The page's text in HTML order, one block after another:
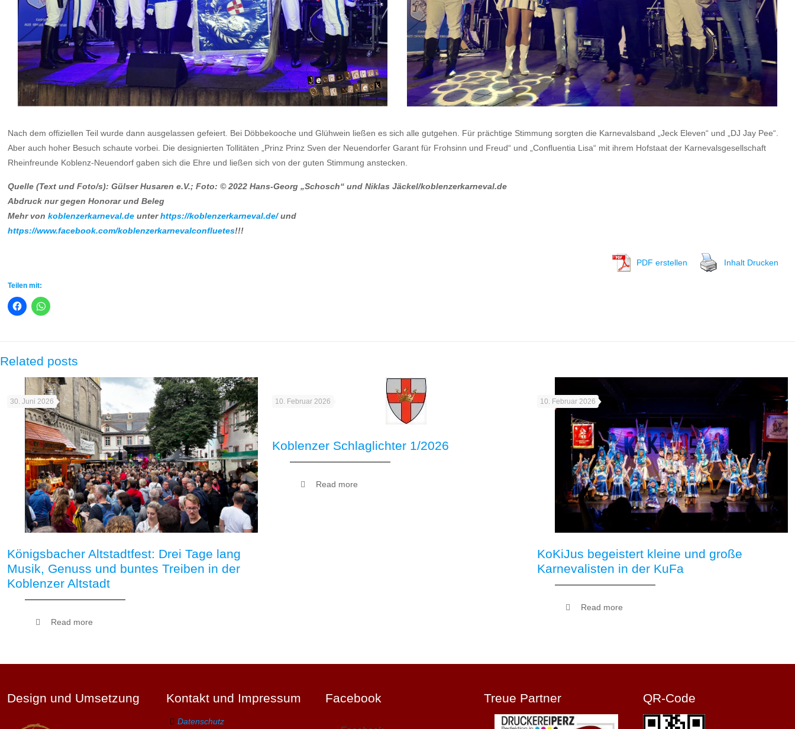
Nach dem offiziellen Teil wurde dann ausgelassen gefeiert. Bei Döbbekooche und Glühwein ließen es sich alle gutgehen. Für prächtige Stimmung sorgten die Karnevalsband „Jeck Eleven“ und „DJ Jay Pee“.
Aber auch hoher Besuch schaute vorbei. Die designierten Tollitäten „Prinz Prinz Sven der Neuendorfer Garant für Frohsinn und Freud“ und „Confluentia Lisa“ mit ihrem Hofstaat der Karnevalsgesellschaft
Rheinfreunde Koblenz-Neuendorf gaben sich die Ehre und ließen sich von der guten Stimmung anstecken.
Quelle (Text und Foto/s): Gülser Husaren e.V.; Foto: © 2022 Hans-Georg „Schosch“ und Niklas Jäckel/koblenzerkarneval.de
Abdruck nur gegen Honorar und Beleg
Mehr vonkoblenzerkarneval.de unterhttps://koblenzerkarneval.de/und
https://www.facebook.com/koblenzerkarnevalconfluetes!!!
PDF erstellen Inhalt Drucken
Teilen mit:
Related posts
30. Juni 2026
Königsbacher Altstadtfest: Drei Tage lang
Musik, Genuss und buntes Treiben in der
Koblenzer Altstadt
Read more
10. Februar 2026
Koblenzer Schlaglichter 1/2026
Read more
10. Februar 2026
KoKiJus begeistert kleine und große
Karnevalisten in der KuFa
Read more
Design und Umsetzung Kontakt und Impressum
Datenschutz
Facebook Treue Partner QR-Code